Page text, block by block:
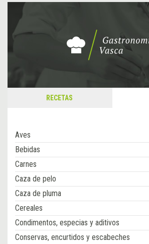
RECETAS
Aves
Bebidas
Carnes
Caza de pelo
Caza de pluma
Cereales
Condimentos, especias y aditivos
Conservas, encurtidos y escabeches